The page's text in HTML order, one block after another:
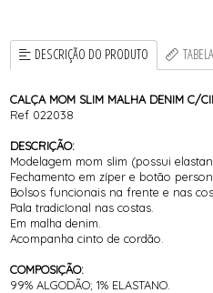
DESCRIÇÃO DO PRODUTO
CALÇA MOM SLIM MALHA DENIM C/
Ref 022038
DESCRIÇÃO:
Modelagem mom slim (possui
Fechamento em zíper e botão
Bolsos funcionais na frente e nas
Pala tradicIonal nas costas.
Em malha denim.
Acompanha cinto de cordão.
COMPOSIÇÃO:
99% ALGODÃO; 1% ELASTANO.